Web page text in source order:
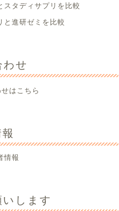
スタディサプリを比較
と進研ゼミを比較
わせ
はこちら
情報
いします